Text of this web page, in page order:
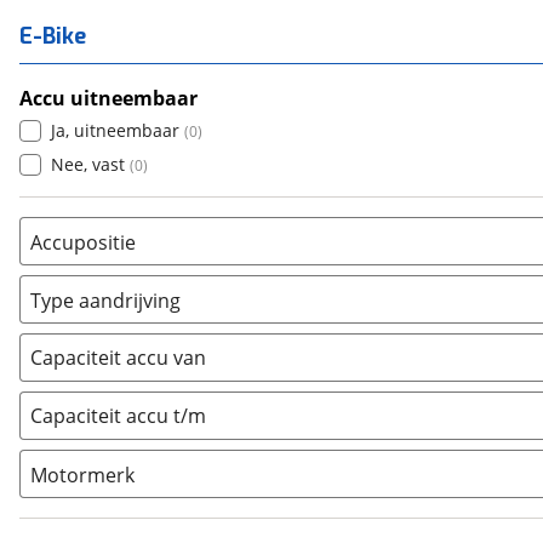
E-Bike
Accu uitneembaar
Ja, uitneembaar (0)
Nee, vast (0)
Accupositie
Bagagedrager (0)
Frame (0 )
Vloer (0
Achterbank (0)
Kofferbak (0)
Overig (0)
Type aandrijving
Achterwiel (0)
Trapas
Voorwiel
Capaciteit accu van
Capaciteit accu t/m
Motormerk
Bosch (0)